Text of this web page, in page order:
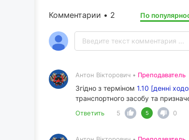
Комментарии • 2 По
Антон Вікторович • Преподаватель
Згідно з терміном 1.10 [денні
транспортного засобу та
Ответить 5 5 0